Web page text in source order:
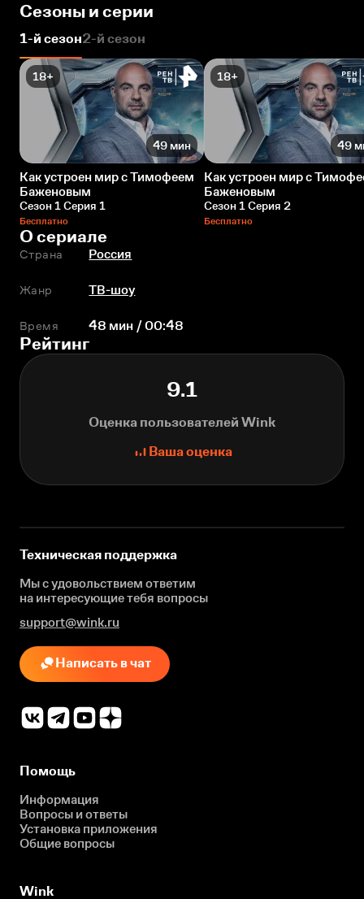
Сезоны и серии
1-й сезон2-й сезон
18+
49 мин
Как устроен мир с Тимофеем
Баженовым
Сезон 1 Серия 1
Бесплатно
18+
49
Как устроен мир с
Баженовым
Сезон 1 Серия 2
Бесплатно
О сериале
Страна Россия
Жанр ТВ-шоу
Время 48 мин / 00:48
Рейтинг
9.1
Оценка пользователей Wink
Ваша оценка
Техническая поддержка
Мы с удовольствием ответим
на интересующиетебя вопросы
support@wink.ru
Написать в чат
Помощь
Информация
Вопросы и ответы
Установка приложения
Общие вопросы
Wink